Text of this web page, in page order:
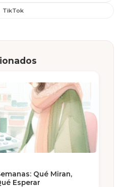
TikTok
Qué Miran,
Esperar